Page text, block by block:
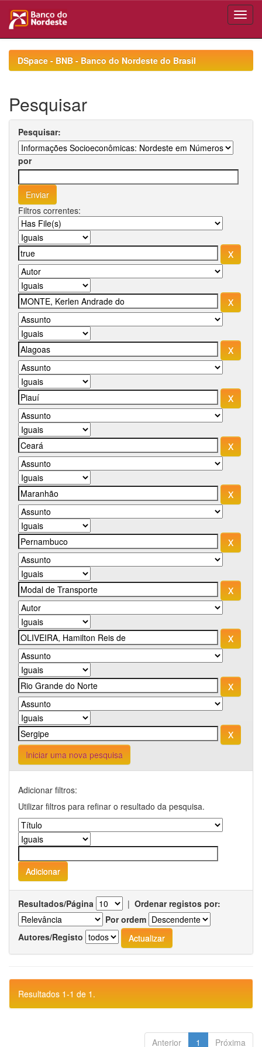
navigationDSpace - BNB - Banco do Nordeste do Brasil
Pesquisar
Pesquisar:
por
Filtros correntes:
Iniciar uma nova pesquisa
Adicionar filtros:
Utilizar filtros para refinar o resultado da pesquisa.
Resultados/Página | Ordenar registos por:
Por ordem
Autores/Registo
Resultados 1-1 de 1.
Anterior 1 Próxima